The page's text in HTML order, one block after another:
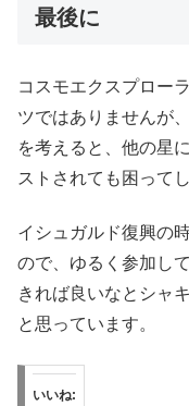
最後に
コスモエクスプロー
ツではありませんが
を考えると、他の星
ストされても困って
イシュガルド復興の
ので、ゆるく参加し
きれば良いなとシャ
と思っています。
いいね: